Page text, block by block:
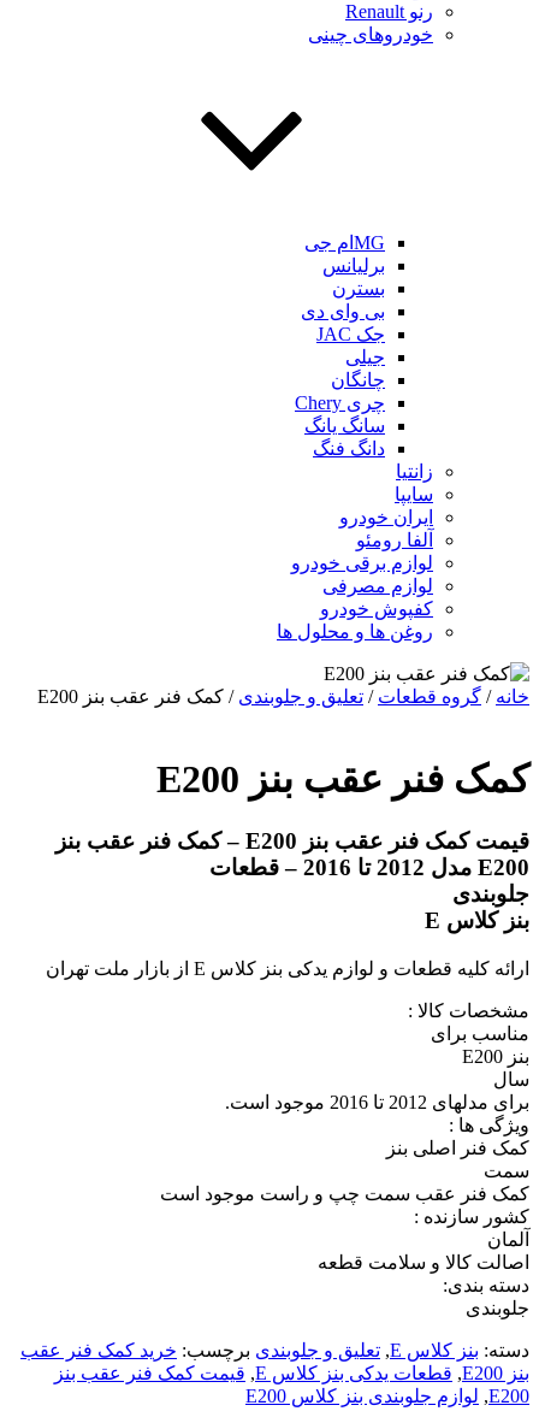
رنو Renault
خودروهای چینی
MGام جی
برلیانس
بسترن
بی وای دی
جک JAC
جیلی
چانگان
چری Chery
سانگ یانگ
دانگ فنگ
زانتیا
سایپا
ایران خودرو
آلفا رومئو
لوازم برقی خودرو
لوازم مصرفی
کفپوش خودرو
روغن ها و محلول ها
خانه / گروه قطعات / تعلیق و جلوبندی / کمک فنر عقب بنز E200
کمک فنر عقب بنز E200
قیمت کمک فنر عقب بنز E200 – کمک فنر عقب بنز
E200 مدل 2012 تا 2016 – قطعات
جلوبندی
بنز کلاس E
ارائه کلیه قطعات و لوازم یدکی بنز کلاس E از بازار ملت تهران
مشخصات کالا :
مناسب برای
بنز E200
سال
برای مدلهای 2012 تا 2016 موجود است.
ویژگی ها :
کمک فنر اصلی بنز
سمت
کمک فنر عقب سمت چپ و راست موجود است
کشور سازنده :
آلمان
اصالت کالا و سلامت قطعه
دسته بندی:
جلوبندی
دسته: بنز کلاس E , تعلیق و جلوبندی برچسب: خرید کمک فنر عقب
بنز E200
, قطعات یدکی بنز کلاس E , قیمت کمک فنر عقب بنز
E200
, لوازم جلوبندی بنز کلاس E200